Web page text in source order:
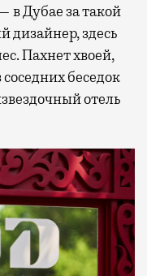
в Дубае за такой
дизайнер, здесь
Пахнет хвоей,
беседок
отель